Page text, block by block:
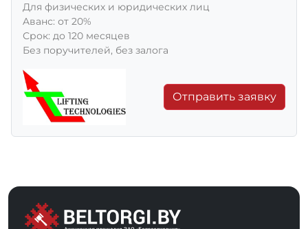
Для физических и юридических лиц
Aванс: от 20%
Срок: до 120 месяцев
Без поручителей, без залога
Отправить заявку